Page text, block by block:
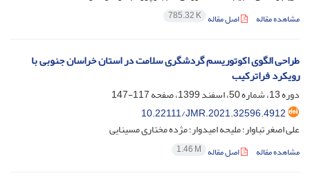
مشاهده مقاله اصل مقاله 785.32 K
طراحی الگوی اکوتوریسم گردشگری سلامت در استان خراسان جنوبی با
رویکرد فراترکیب
دوره 13، شماره 50، اسفند 1399، صفحه
117-147
10.22111/JMR.2021.32596.4912
علی اصغر تباوار؛ ملیحه امیدوار؛ مژده مختاری مسینایی
مشاهده مقاله اصل مقاله 1.46 M